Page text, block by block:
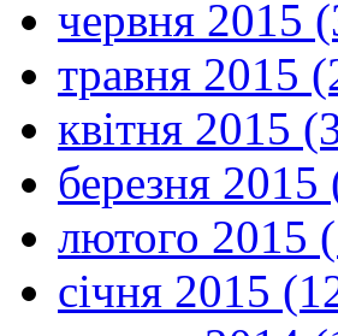
червня 2015
травня 2015
квітня 2015
березня 2015
лютого 2015
січня 2015